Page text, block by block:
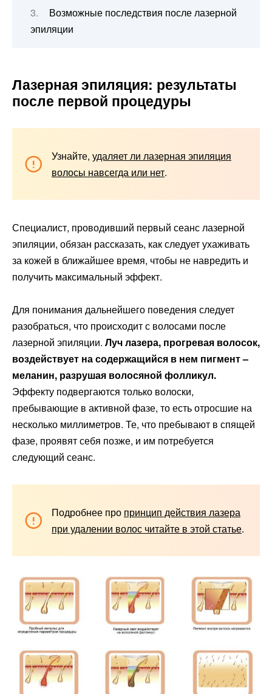
Возможные последствия после лазерной
эпиляции
Лазерная эпиляция: результаты
после первой процедуры
Узнайте, удаляет ли лазерная эпиляция
волосы навсегда или нет.
Специалист, проводивший первый сеанс лазерной
эпиляции, обязан рассказать, как следует ухаживать
за кожей в ближайшее время, чтобы не навредить и
получить максимальный эффект.
Для понимания дальнейшего поведения следует
разобраться, что происходит с волосами после
лазерной эпиляции. Луч лазера, прогревая волосок,
воздействует на содержащийся в нем пигмент –
меланин, разрушая волосяной фолликул.
Эффекту подвергаются только волоски,
пребывающие в активной фазе, то есть отросшие на
несколько миллиметров. Те, что пребывают в спящей
фазе, проявят себя позже, и им потребуется
следующий сеанс.
Подробнее про принцип действия лазера
при удалении волос читайте в этой статье.